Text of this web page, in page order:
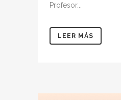
Profesor...
LEER MÁS